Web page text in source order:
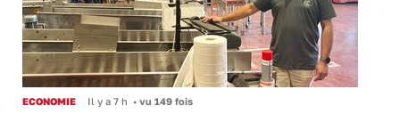
ECONOMIE Il y a 7 h • vu 149 fois